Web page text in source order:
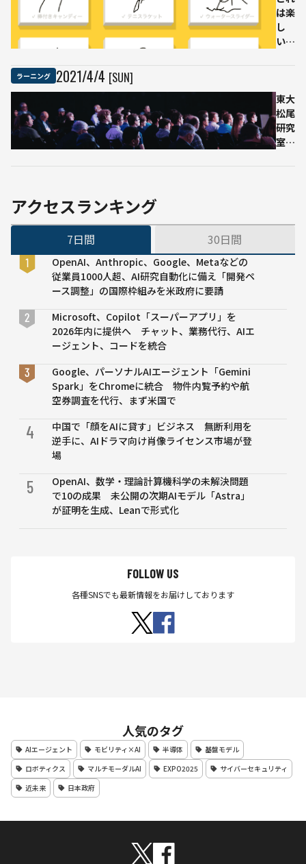
た！
PDF
が無
料公
イエ
ンテ
ィス
トた
は楽
し
い！
が何
の落
書き
か当
でみ
ラーニング 2021/4/4 [SUN]
東大
松尾
研究
室の
人工
ニュ
アクセスランキング
7日間 30日間
OpenAI、Anthropic、Google、Metaなどの
従業員1000人超、AI研究自動化に備え「開発ペ
ース調整」の国際枠組みを米政府に要請
Microsoft、Copilot「スーパーアプリ」を
2026年内に提供へ チャット、業務代行、AIエ
ージェント、コードを統合
Google、パーソナルAIエージェント「Gemini
Spark」をChromeに統合 物件内覧予約や航
空券調査を代行、まず米国で
4
中国で「顔をAIに貸す」ビジネス 無断利用を
逆手に、AIドラマ向け肖像ライセンス市場が登
場
5
OpenAI、数学・理論計算機科学の未解決問題
で10の成果 未公開の次期AIモデル「Astra」
が証明を生成、Leanで形式化
FOLLOW US
各種SNSでも最新情報をお届けしております
人気のタグ
AIエージェント モビリティ×AI 半導体
基盤モデル
ロボティクス
マルチモーダルAI EXPO2025
サイバーセキュリティ
近未来
日本政府